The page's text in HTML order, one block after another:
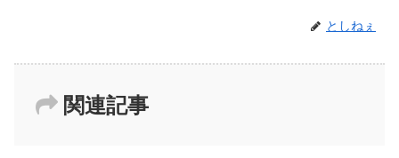
としねぇ
関連記事